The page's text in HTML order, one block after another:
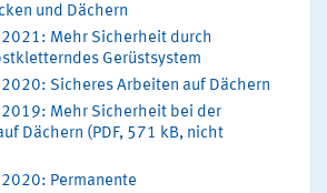
und Dächern
Mehr Sicherheit durch
Gerüstsystem
Sicheres Arbeiten auf Dächern
Mehr Sicherheit bei der
Dächern (PDF, 571 kB, nicht
Permanente